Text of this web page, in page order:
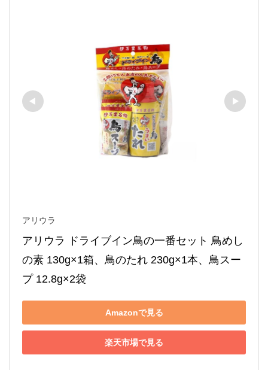
アリウラ
アリウラ ドライブイン鳥の一番セット 鳥めし
の素 130g×1箱、鳥のたれ 230g×1本、鳥スー
プ 12.8g×2袋
Amazonで見る
楽天市場で見る